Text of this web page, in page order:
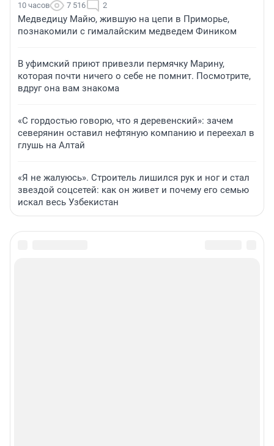
10 часов 7 516 2
Медведицу Майю, жившую на цепи в Приморье,
познакомили с гималайским медведем Фиником
В уфимский приют привезли пермячку Марину,
которая почти ничего о себе не помнит. Посмотрите,
вдруг она вам знакома
«С гордостью говорю, что я деревенский»: зачем
северянин оставил нефтяную компанию и переехал в
глушь на Алтай
«Я не жалуюсь». Строитель лишился рук и ног и стал
звездой соцсетей: как он живет и почему его семью
искал весь Узбекистан